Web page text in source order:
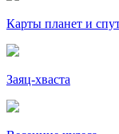
Карты планет и
Заяц-хваста